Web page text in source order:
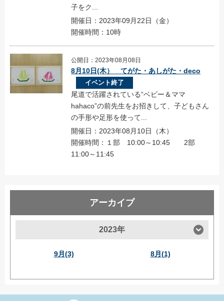
子をク...
開催日：2023年09月22日（金）
開催時間：10時
公開日：2023年08月08日
8月10日(木） てがた・あしがた・deco
イベント終了
尾道で活躍されている“ベビー＆ママ
hahaco”の前先生をお招きして、子どもさん
の手形や足形を使って...
開催日：2023年08月10日（木）
開催時間：１部 10:00～10:45 2部
11:00～11:45
アーカイブ
2023年
9月(3) 8月(1)